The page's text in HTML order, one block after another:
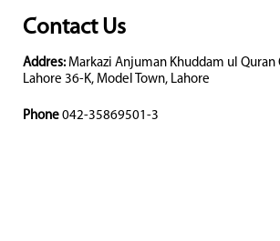
Contact Us
Addres: Markazi Anjuman Khuddam ul Quran
Lahore 36-K, Model Town, Lahore
Phone 042-35869501-3